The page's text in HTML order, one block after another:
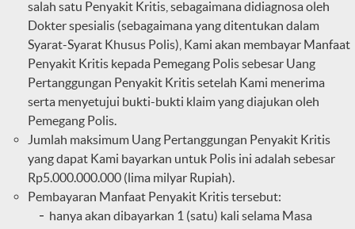
salah satu Penyakit Kritis, sebagaimana didiagnosa oleh
Dokter spesialis (sebagaimana yang ditentukan dalam
Syarat-Syarat Khusus Polis), Kami akan membayar Manfaat
Penyakit Kritis kepada Pemegang Polis sebesar Uang
Pertanggungan Penyakit Kritis setelah Kami menerima
serta menyetujui bukti-bukti klaim yang diajukan oleh
Pemegang Polis.
Jumlah maksimum Uang Pertanggungan Penyakit Kritis
yang dapat Kami bayarkan untuk Polis ini adalah sebesar
Rp5.000.000.000 (lima milyar Rupiah).
Pembayaran Manfaat Penyakit Kritis tersebut:
hanya akan dibayarkan 1 (satu) kali selama Masa